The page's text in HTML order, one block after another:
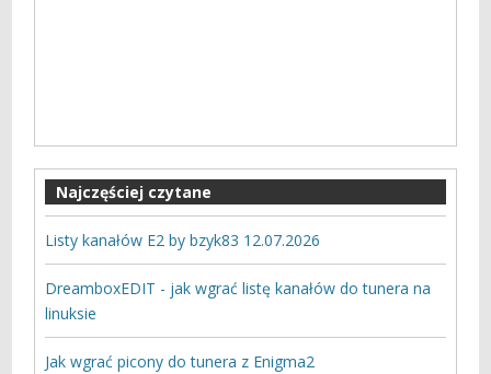
Najczęściej czytane
Listy kanałów E2 by bzyk83 12.07.2026
DreamboxEDIT - jak wgrać listę kanałów do tunera na
linuksie
Jak wgrać picony do tunera z Enigma2